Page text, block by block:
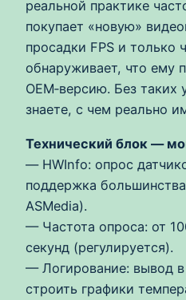
реальной практике
покупает «новую»
просадки FPS и только
обнаруживает, что ему
OEM‑версию. Без таких
знаете, с чем реально
Технический блок —
— HWInfo: опрос
поддержка
ASMedia).
— Частота опроса: от
секунд (регулируется).
— Логирование: вывод
строить графики